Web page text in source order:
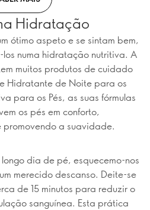
Hidratação
ótimo aspeto e se sintam bem,
numa hidratação nutritiva. A
muitos produtos de cuidado
Hidratante de Noite para os
para os Pés, as suas fórmulas
os pés em conforto,
a suavidade.
dia de pé, esquecemo-nos
merecido descanso. Deite-se
de 15 minutos para reduzir o
sanguínea. Esta prática